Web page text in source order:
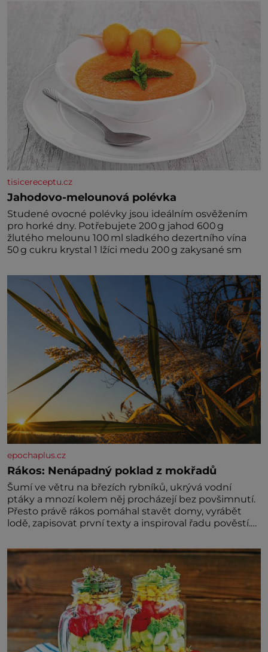
tisicereceptu.cz
Jahodovo-melounová polévka
Studené ovocné polévky jsou ideálním osvěžením
pro horké dny. Potřebujete 200 g jahod 600 g
žlutého melounu 100 ml sladkého dezertního vína
50 g cukru krystal 1 lžíci medu 200 g zakysané sm
epochaplus.cz
Rákos: Nenápadný poklad z mokřadů
Šumí ve větru na březích rybníků, ukrývá vodní
ptáky a mnozí kolem něj procházejí bez povšimnutí.
Přesto právě rákos pomáhal stavět domy, vyrábět
lodě, zapisovat první texty a inspiroval řadu pověstí.
už tisíce let. Většina lidí vnímá rákos jen jako
obyčejnou kulisu letního koupání. Stačí se však
podívat